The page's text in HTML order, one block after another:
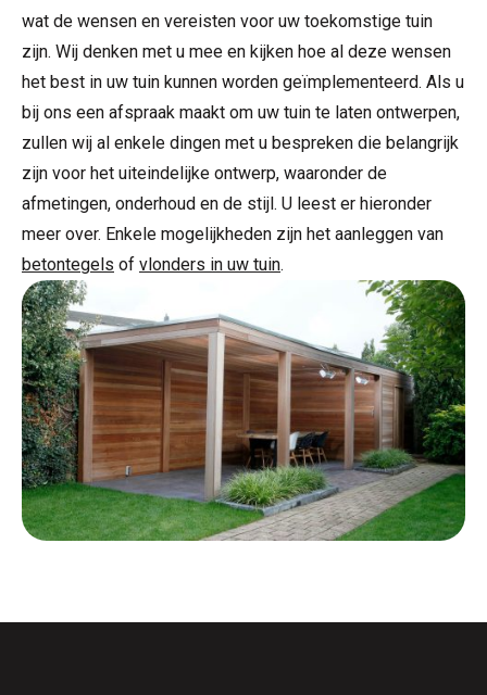
wat de wensen en vereisten voor uw toekomstige tuin
zijn. Wij denken met u mee en kijken hoe al deze wensen
het best in uw tuin kunnen worden geïmplementeerd. Als u
bij ons een afspraak maakt om uw tuin te laten ontwerpen,
zullen wij al enkele dingen met u bespreken die belangrijk
zijn voor het uiteindelijke ontwerp, waaronder de
afmetingen, onderhoud en de stijl. U leest er hieronder
meer over. Enkele mogelijkheden zijn het aanleggen van
betontegels of vlonders in uw tuin.